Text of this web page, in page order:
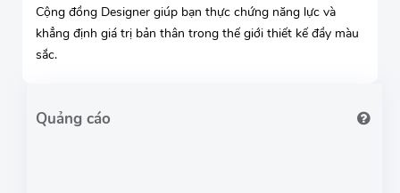
Cộng đồng Designer giúp bạn thực chứng năng lực và
khẳng định giá trị bản thân trong thế giới thiết kế đầy màu
sắc.